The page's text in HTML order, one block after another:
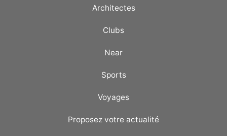
Architectes
Clubs
Near
Sports
Voyages
Proposez votre actualité